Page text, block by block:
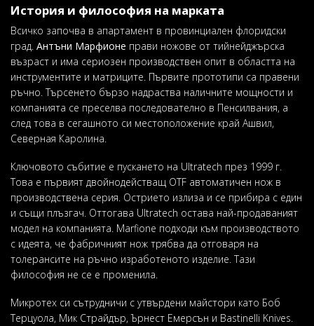
История и философия на марката
Всичко започва в апартамент в провинциален флоридски
град. Антъни Марфионе прави ножове от тийнейджърска
възраст и има сериозен производствен опит в областта на
инструментите и матриците. Първите прототипи са правени
ръчно. Търсенето бързо надраства наличните мощности и
компанията се преселва последователно в Пенсилвания, а
след това в сегашното си местоположение край Ашвил,
Северная Каролина.
Ключовото събитие е пускането на Ultratech през 1999 г.
Това е първият двойнодействащ OTF автоматичен нож в
производствена серия. Острието излиза и се прибира с един
и същи плъзгач. Оттогава Ultratech остава най-продаваният
модел на компанията. Marfione подходи към производството
с идеята, че фабричният нож трябва да отговаря на
толерансите на ръчно изработеното изделие. Тази
философия не се е променила.
Микротех си сътрудничи с утвърдени майстори като Боб
Терцуола, Мик Страйдър, Ърнест Емерсън и Bastinelli Knives.